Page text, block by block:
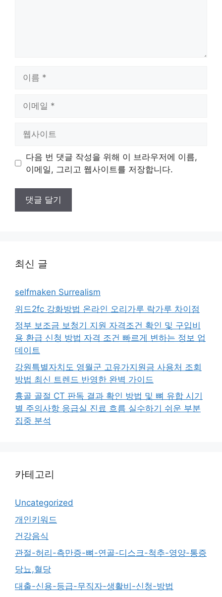
트
다음 번 댓글 작성을 위해 이 브라우저에 이름,
이메일, 그리고 웹사이트를 저장합니다.
최신 글
selfmaken Surrealism
위드2fc 강화방법 온라인 오리가루 락가루 차이점
정부 보조금 보청기 지원 자격조건 확인 및 구입비
용 환급 신청 방법 자격 조건 빠르게 변하는 정보 업
데이트
강원특별자치도 영월군 고유가지원금 사용처 조회
방법 최신 트렌드 반영한 완벽 가이드
흉골 골절 CT 판독 결과 확인 방법 및 뼈 유합 시기
별 주의사항 응급실 진료 흐름 실수하기 쉬운 부분
집중 분석
카테고리
Uncategorized
개인키워드
건강음식
관절-허리-측만증-뼈-연골-디스크-척추-영양-통증
당뇨,혈당
대출-신용-등급-무직자-생활비-신청-방법